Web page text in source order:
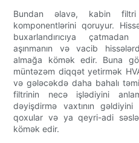
Bundan əlavə, kabin
komponentlərini qoruyur.
buxarlandırıcıya
aşınmanın və vacib
almağa kömək edir. Buna
müntəzəm diqqət yetirmək
və gələcəkdə daha bahalı
filtrinin necə işlədiyini
dəyişdirmə vaxtının gəldiyini
qoxular və ya qeyri-adi
kömək edir.